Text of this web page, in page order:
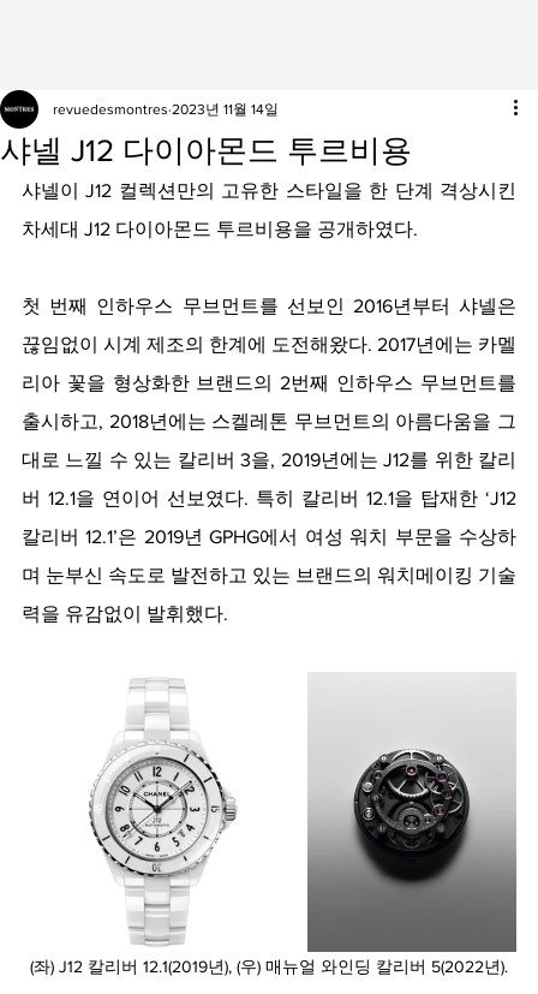
샤넬 J12 다이아몬드 투르비용
revuedesmontres 2023년 11월 14일
샤넬이 J12 컬렉션만의 고유한 스타일을 한 단계 격상시킨
차세대 J12 다이아몬드 투르비용을 공개하였다.
첫 번째 인하우스 무브먼트를 선보인 2016년부터 샤넬은
끊임없이 시계 제조의 한계에 도전해왔다. 2017년에는 카멜
리아 꽃을 형상화한 브랜드의 2번째 인하우스 무브먼트를
출시하고, 2018년에는 스켈레톤 무브먼트의 아름다움을 그
대로 느낄 수 있는 칼리버 3을, 2019년에는 J12를 위한 칼리
버 12.1을 연이어 선보였다. 특히 칼리버 12.1을 탑재한 ‘J12
칼리버 12.1’은 2019년 GPHG에서 여성 워치 부문을 수상하
며 눈부신 속도로 발전하고 있는 브랜드의 워치메이킹 기술
력을 유감없이 발휘했다.
(좌) J12 칼리버 12.1(2019년), (우) 매뉴얼 와인딩 칼리버 5(2022년).